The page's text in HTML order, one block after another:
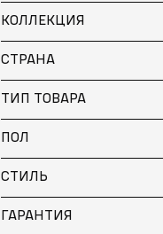
КОЛЛЕКЦИЯ
СТРАНА
ТИП ТОВАРА
ПОЛ
СТИЛЬ
ГАРАНТИЯ